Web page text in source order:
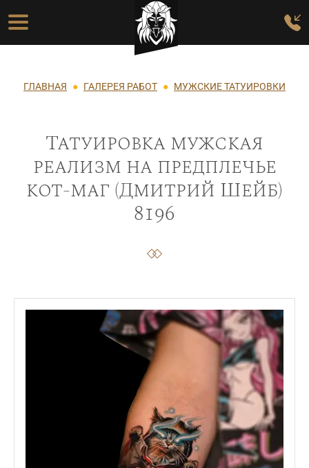
Перейти к основному содержанию
Основная навигация
Строка навигации
ГЛАВНАЯ ГАЛЕРЕЯ РАБОТ МУЖСКИЕ ТАТУИРОВКИ
Татуировка мужская
реализм на предплечье
кот-маг (Дмитрий Шейб)
8196